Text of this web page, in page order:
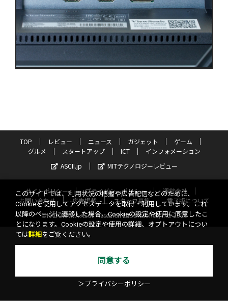
TOP レビュー ニュース ガジェット
ゲーム
グルメ
スタートアップ ICT
インフォメーション
ASCII.jp
MITテクノロジーレビュー
サイトポリシー プライバシーポリシー
運営会社
お問い合わせ
広告掲載 スタッフ募集
電子版について
©KADOKAWA ASCII Research Laboratories, Inc. 2026
このサイトでは、利用状況の把握や広告配信などのために、
Cookieを使用してアクセスデータを取得・利用しています。これ
以降のページに遷移した場合、Cookieの設定や使用に同意したこ
とになります。Cookieの設定や使用の詳細、オプトアウトについ
ては詳細 をご覧ください。
同意する
＞プライバシーポリシー